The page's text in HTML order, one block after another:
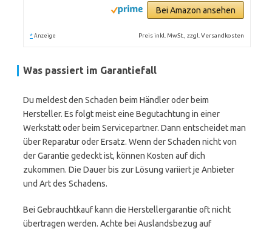
Bei Amazon ansehen
* Anzeige Preis inkl. MwSt., zzgl. Versandkosten
Was passiert im Garantiefall
Du meldest den Schaden beim Händler oder beim
Hersteller. Es folgt meist eine Begutachtung in einer
Werkstatt oder beim Servicepartner. Dann entscheidet man
über Reparatur oder Ersatz. Wenn der Schaden nicht von
der Garantie gedeckt ist, können Kosten auf dich
zukommen. Die Dauer bis zur Lösung variiert je Anbieter
und Art des Schadens.
Bei Gebrauchtkauf kann die Herstellergarantie oft nicht
übertragen werden. Achte bei Auslandsbezug auf